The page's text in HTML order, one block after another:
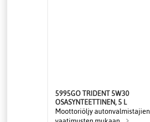
5995GO TRIDENT 5W30
OSASYNTEETTINEN, 5 L
Moottoriöljy autonvalmistajien